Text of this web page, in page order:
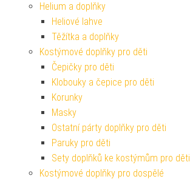
Helium a doplňky
Heliové lahve
Těžítka a doplňky
Kostýmové doplňky pro děti
Čepičky pro děti
Klobouky a čepice pro děti
Korunky
Masky
Ostatní párty doplňky pro děti
Paruky pro děti
Sety doplňků ke kostýmům pro děti
Kostýmové doplňky pro dospělé